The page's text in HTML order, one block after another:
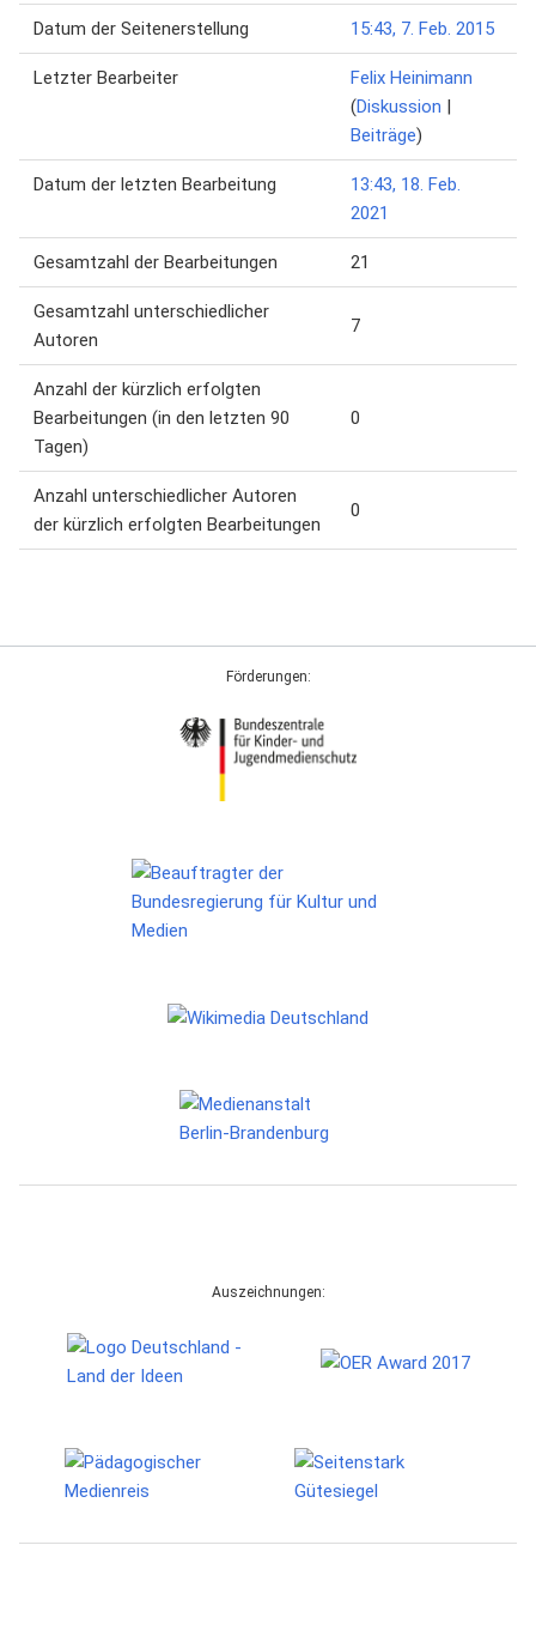
Datum der Seitenerstellung 15:43, 7. Feb. 2015
Letzter Bearbeiter
Felix Heinimann
(Diskussion |
Beiträge)
Datum der letzten Bearbeitung
13:43, 18. Feb.
2021
Gesamtzahl der Bearbeitungen 21
Gesamtzahl unterschiedlicher
Autoren
7
Anzahl der kürzlich erfolgten
Bearbeitungen (in den letzten 90
Tagen)
0
Anzahl unterschiedlicher Autoren
der kürzlich erfolgten Bearbeitungen
0
Förderungen:
Auszeichnungen: